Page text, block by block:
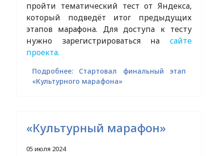
пройти тематический тест от Яндекса,
который подведёт итог предыдущих
этапов марафона. Для доступа к тесту
нужно зарегистрироваться насайте
проекта.
Подробнее: Стартовал финальный этап
«Культурного марафона»
«Культурный марафон»
05 июля 2024